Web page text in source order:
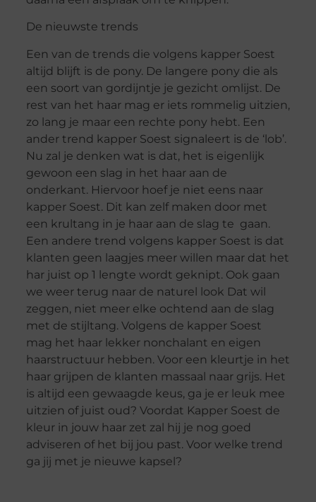
De nieuwste trends
Een van de trends die volgens kapper Soest
altijd blijft is de pony. De langere pony die als
een soort van gordijntje je gezicht omlijst. De
rest van het haar mag er iets rommelig uitzien,
zo lang je maar een rechte pony hebt. Een
ander trend kapper Soest signaleert is de ‘lob’.
Nu zal je denken wat is dat, het is eigenlijk
gewoon een slag in het haar aan de
onderkant. Hiervoor hoef je niet eens naar
kapper Soest. Dit kan zelf maken door met
een krultang in je haar aan de slag te gaan.
Een andere trend volgens kapper Soest is dat
klanten geen laagjes meer willen maar dat het
har juist op 1 lengte wordt geknipt. Ook gaan
we weer terug naar de naturel look Dat wil
zeggen, niet meer elke ochtend aan de slag
met de stijltang. Volgens de kapper Soest
mag het haar lekker nonchalant en eigen
haarstructuur hebben. Voor een kleurtje in het
haar grijpen de klanten massaal naar grijs. Het
is altijd een gewaagde keus, ga je er leuk mee
uitzien of juist oud? Voordat Kapper Soest de
kleur in jouw haar zet zal hij je nog goed
adviseren of het bij jou past. Voor welke trend
ga jij met je nieuwe kapsel?